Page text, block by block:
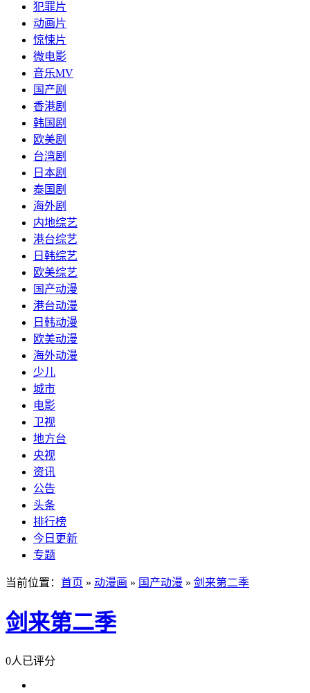
犯罪片
动画片
惊悚片
微电影
音乐MV
国产剧
香港剧
韩国剧
欧美剧
台湾剧
日本剧
泰国剧
海外剧
内地综艺
港台综艺
日韩综艺
欧美综艺
国产动漫
港台动漫
日韩动漫
欧美动漫
海外动漫
少儿
城市
电影
卫视
地方台
央视
资讯
公告
头条
排行榜
今日更新
专题
当前位置： 首页 » 动漫画 » 国产动漫 » 剑来第二季
剑来第二季
0人已评分